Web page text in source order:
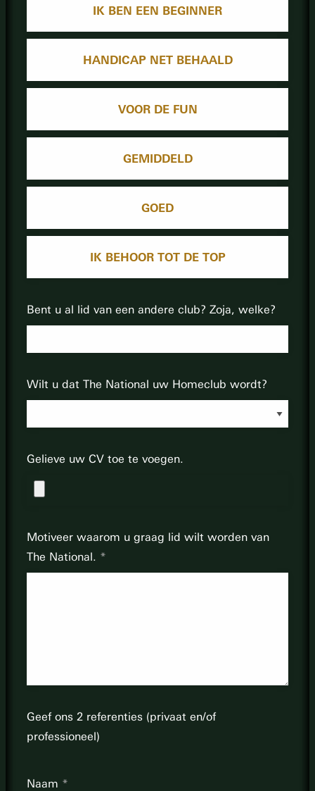
IK BEN EEN BEGINNER
HANDICAP NET BEHAALD
VOOR DE FUN
GEMIDDELD
GOED
IK BEHOOR TOT DE TOP
Bent u al lid van een andere club? Zoja, welke?
Wilt u dat The National uw Homeclub wordt?
Gelieve uw CV toe te voegen.
Motiveer waarom u graag lid wilt worden van
The National.
Geef ons 2 referenties (privaat en/of
professioneel)
Naam